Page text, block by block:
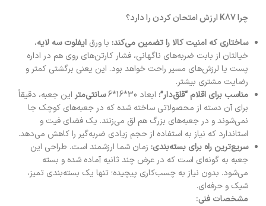
چرا K87 ارزش امتحان کردن را دارد؟
ساختاری که امنیت کالا را تضمین می‌کند: با ورق ایفلوت سه لایه،
خیالتان از بابت ضربه‌های ناگهانی، فشار کارتن‌های روی هم در اداره
پست یا لرزش‌های مسیر راحت خواهد بود. این یعنی برگشتی کمتر و
رضایت مشتری بیشتر.
مناسب برای اقلام “قلق‌دار”: ابعاد 30*16*6 سانتی‌متر این جعبه، دقیقاً
برای آن دسته از محصولاتی ساخته شده که در جعبه‌های کوچک جا
نمی‌شوند و در جعبه‌های بزرگ هم لق می‌زنند. یک فضای فیت و
استاندارد که نیاز به استفاده از حجم زیادی ضربه‌گیر را کاهش می‌دهد.
سریع‌ترین راه برای بسته‌بندی: زمان شما ارزشمند است. طراحی این
جعبه به گونه‌ای است که در عرض چند ثانیه آماده شده و بسته
می‌شود. بدون نیاز به چسب‌کاری پیچیده؛ تنها یک بسته‌بندی تمیز،
شیک و حرفه‌ای.
مشخصات فنی: